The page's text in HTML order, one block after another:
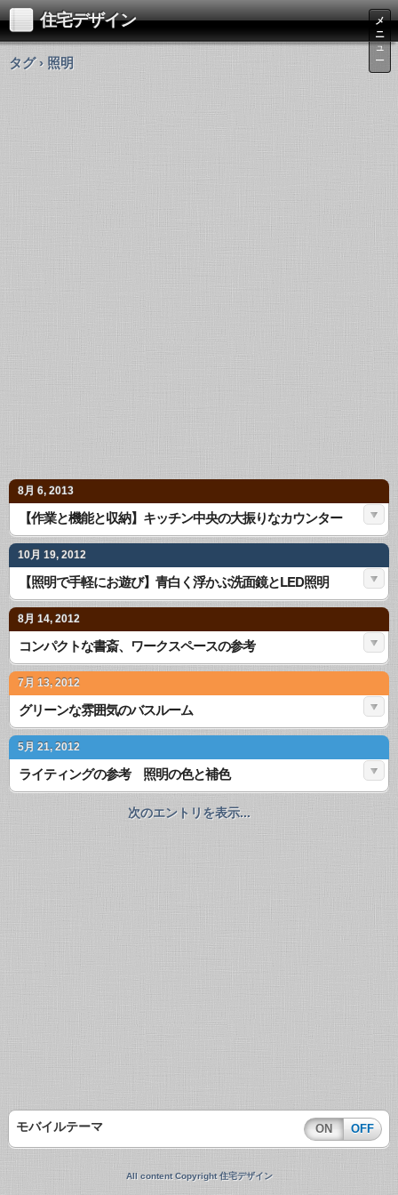
住宅デザイン
メ
ニ
ュ
ー
タグ › 照明
8月 6, 2013
【作業と機能と収納】キッチン中央の大振りなカウンター
10月 19, 2012
【照明で手軽にお遊び】青白く浮かぶ洗面鏡とLED照明
8月 14, 2012
コンパクトな書斎、ワークスペースの参考
7月 13, 2012
グリーンな雰囲気のバスルーム
5月 21, 2012
ライティングの参考 照明の色と補色
次のエントリを表示...
モバイルテーマ ON OFF
All content Copyright 住宅デザイン